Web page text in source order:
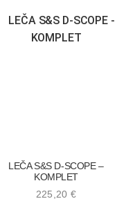
225,20 €
LEČA S&S D-SCOPE –
KOMPLET